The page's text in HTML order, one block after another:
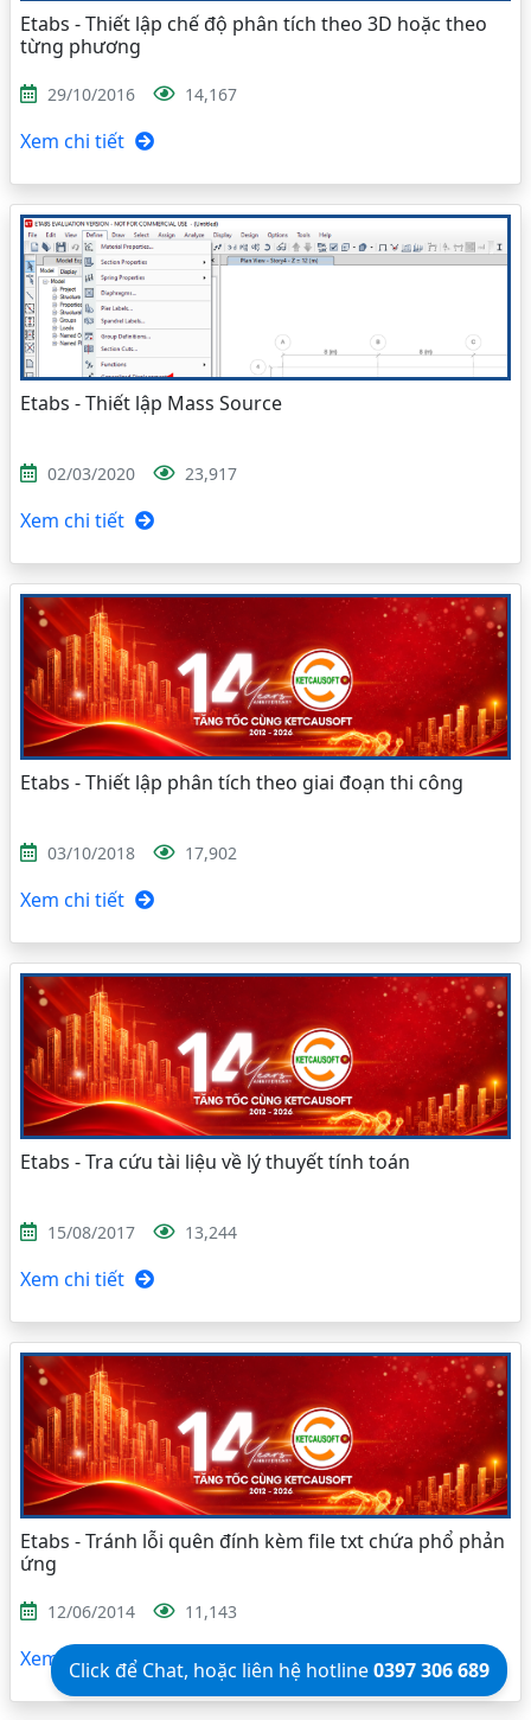
Etabs - Thiết lập chế độ phân tích theo 3D hoặc theo
từng phương
29/10/2016 14,167
Xem chi tiết
Etabs - Thiết lập Mass Source
02/03/2020 23,917
Xem chi tiết
Etabs - Thiết lập phân tích theo giai đoạn thi công
03/10/2018 17,902
Xem chi tiết
Etabs - Tra cứu tài liệu về lý thuyết tính toán
15/08/2017 13,244
Xem chi tiết
Etabs - Tránh lỗi quên đính kèm file txt chứa phổ phản
ứng
12/06/2014 11,143
Xem chi tiếtClick để Chat, hoặc liên hệ hotline0397 306 689